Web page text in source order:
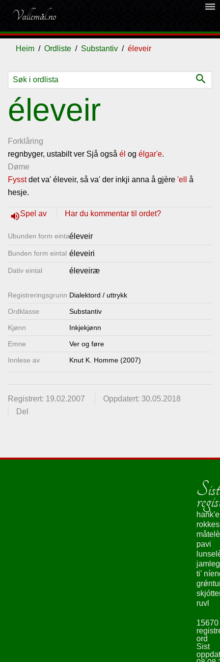
Vallemål.no
dehaze
Heim Ordliste Substantiv éleveir
search
éleveir
Forklåring
regnbyger, ustabilt ver Sjå også él og élgar'e.
Døme
Fysstdet va' éleveir, så va' der inkji anna å gjère 'ell
å
hesje.
volume_upSpel av Har du kommentar til ordet?
Ubunden form eintaléleveir
Bunden form eintal éleveiri
Dativ eintal éleveiræ
Registrerings­grunn Dialektord / uttrykk
Ordklasse Substantiv
Kjønn Inkjekjønn
Emne Ver og føre
Innlese av Knut K. Homme (2007)
Registrert: 19.02.2007
Oppdatert: 30.05.2018
Del
Ordliste
Om
vallemålet
Gjestebok
Lenkjer
Kontakt
hank'e
pavi
ti'
ruvl
15670
ord
Sist